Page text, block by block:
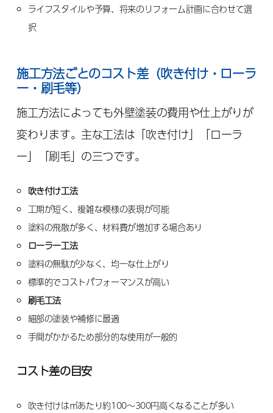
ライフスタイルや予算、将来のリフォーム計画に合わせて選
択
施工方法ごとのコスト差（吹き付け・ローラ
ー・刷毛等）
施工方法によっても外壁塗装の費用や仕上がりが
変わります。主な工法は「吹き付け」「ローラ
ー」「刷毛」の三つです。
吹き付け工法
工期が短く、複雑な模様の表現が可能
塗料の飛散が多く、材料費が増加する場合あり
ローラー工法
塗料の無駄が少なく、均一な仕上がり
標準的でコストパフォーマンスが高い
刷毛工法
細部の塗装や補修に最適
手間がかかるため部分的な使用が一般的
コスト差の目安
吹き付けは㎡あたり約100〜300円高くなることが多い